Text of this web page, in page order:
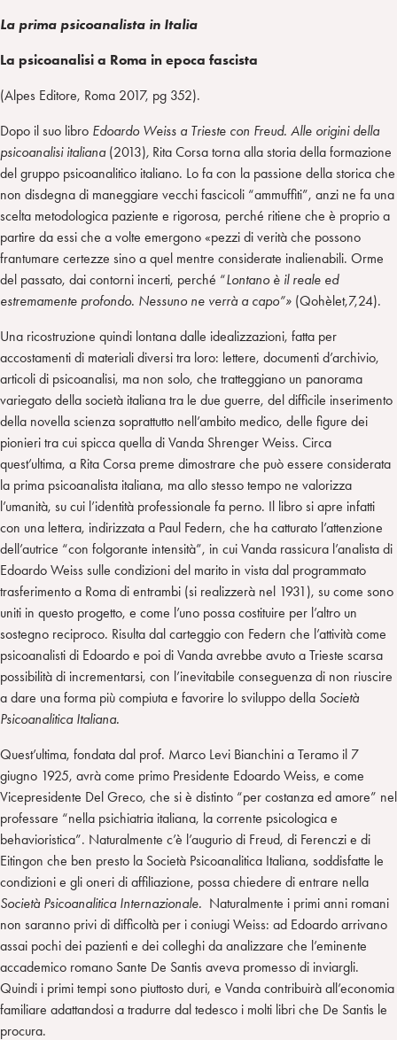
La prima psicoanalista in Italia
La psicoanalisi a Roma in epoca fascista
(Alpes Editore, Roma 2017, pg 352).
Dopo il suo libro Edoardo Weiss a Trieste con Freud. Alle origini della
psicoanalisi italiana (2013), Rita Corsa torna alla storia della formazione
del gruppo psicoanalitico italiano. Lo fa con la passione della storica che
non disdegna di maneggiare vecchi fascicoli “ammuffiti”, anzi ne fa una
scelta metodologica paziente e rigorosa, perché ritiene che è proprio a
partire da essi che a volte emergono «pezzi di verità che possono
frantumare certezze sino a quel mentre considerate inalienabili. Orme
del passato, dai contorni incerti, perché “Lontano è il reale ed
estremamente profondo. Nessuno ne verrà a capo”» (Qohèlet,7,24).
Una ricostruzione quindi lontana dalle idealizzazioni, fatta per
accostamenti di materiali diversi tra loro: lettere, documenti d’archivio,
articoli di psicoanalisi, ma non solo, che tratteggiano un panorama
variegato della società italiana tra le due guerre, del difficile inserimento
della novella scienza soprattutto nell’ambito medico, delle figure dei
pionieri tra cui spicca quella di Vanda Shrenger Weiss. Circa
quest’ultima, a Rita Corsa preme dimostrare che può essere considerata
la prima psicoanalista italiana, ma allo stesso tempo ne valorizza
l’umanità, su cui l’identità professionale fa perno. Il libro si apre infatti
con una lettera, indirizzata a Paul Federn, che ha catturato l’attenzione
dell’autrice “con folgorante intensità”, in cui Vanda rassicura l’analista di
Edoardo Weiss sulle condizioni del marito in vista dal programmato
trasferimento a Roma di entrambi (si realizzerà nel 1931), su come sono
uniti in questo progetto, e come l’uno possa costituire per l’altro un
sostegno reciproco. Risulta dal carteggio con Federn che l’attività come
psicoanalisti di Edoardo e poi di Vanda avrebbe avuto a Trieste scarsa
possibilità di incrementarsi, con l’inevitabile conseguenza di non riuscire
a dare una forma più compiuta e favorire lo sviluppo della Società
Psicoanalitica Italiana.
Quest’ultima, fondata dal prof. Marco Levi Bianchini a Teramo il 7
giugno 1925, avrà come primo Presidente Edoardo Weiss, e come
Vicepresidente Del Greco, che si è distinto “per costanza ed amore” nel
professare “nella psichiatria italiana, la corrente psicologica e
behavioristica”. Naturalmente c’è l’augurio di Freud, di Ferenczi e di
Eitingon che ben presto la Società Psicoanalitica Italiana, soddisfatte le
condizioni e gli oneri di affiliazione, possa chiedere di entrare nella
Società Psicoanalitica Internazionale. Naturalmente i primi anni romani
non saranno privi di difficoltà per i coniugi Weiss: ad Edoardo arrivano
assai pochi dei pazienti e dei colleghi da analizzare che l’eminente
accademico romano Sante De Santis aveva promesso di inviargli.
Quindi i primi tempi sono piuttosto duri, e Vanda contribuirà all’economia
familiare adattandosi a tradurre dal tedesco i molti libri che De Santis le
procura.